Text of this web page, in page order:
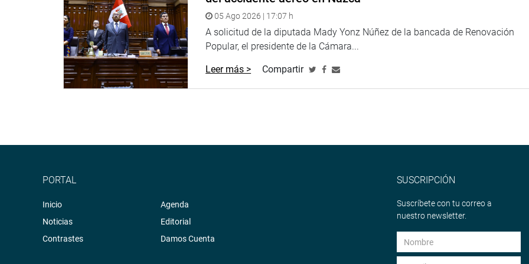
OFICINA DE COMUNICACIONES 05 Ago 2026 | 17:07 h
A solicitud de la diputada Mady Yonz Núñez de la bancada de Renovación
Popular, el presidente de la Cámara...
Leer más > Compartir
PORTAL
Inicio
Noticias
Contrastes
Agenda
Editorial
Damos Cuenta
SUSCRIPCIÓN
Suscríbete con tu correo a
nuestro newsletter.